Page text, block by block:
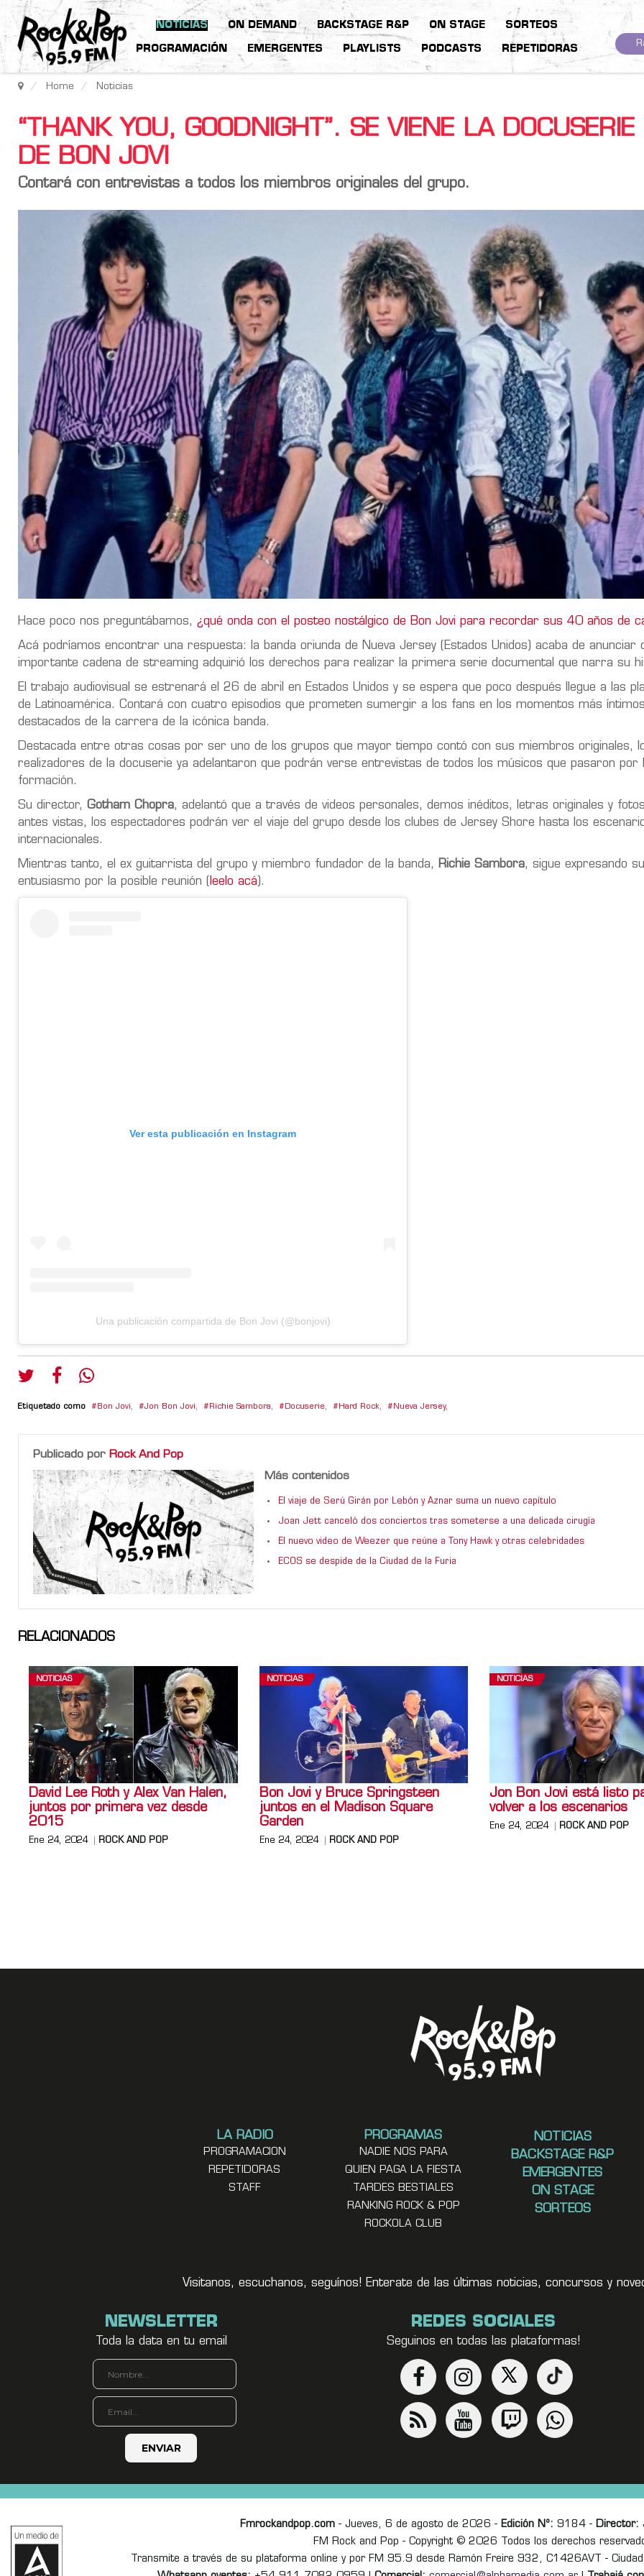
NOTICIAS ON DEMAND BACKSTAGE R&P ON STAGE SORTEOS
PROGRAMACIÓN EMERGENTES PLAYLISTS PODCASTS REPETIDORAS
Home Noticias
“THANK YOU, GOODNIGHT”. SE VIENE LA DOCUSERIE
DE BON JOVI
Contará con entrevistas a todos los miembros originales del grupo.
Hace poco nos preguntábamos, ¿qué onda con el posteo nostálgico de Bon Jovi para recordar sus 40 años de
Acá podríamos encontrar una respuesta: la banda oriunda de Nueva Jersey (Estados Unidos) acaba de anunciar
importante cadena de streaming adquirió los derechos para realizar la primera serie documental que narra su
El trabajo audiovisual se estrenará el 26 de abril en Estados Unidos y se espera que poco después llegue a las
de Latinoamérica. Contará con cuatro episodios que prometen sumergir a los fans en los momentos más
destacados de la carrera de la icónica banda.
Destacada entre otras cosas por ser uno de los grupos que mayor tiempo contó con sus miembros originales,
realizadores de la docuserie ya adelantaron que podrán verse entrevistas de todos los músicos que pasaron por
formación.
Su director, Gotham Chopra, adelantó que a través de videos personales, demos inéditos, letras originales y
antes vistas, los espectadores podrán ver el viaje del grupo desde los clubes de Jersey Shore hasta los
internacionales.
Mientras tanto, el ex guitarrista del grupo y miembro fundador de la banda, Richie Sambora, sigue expresando su
entusiasmo por la posible reunión (
leelo acá ).
Ver esta publicación en Instagram
Una publicación compartida de Bon Jovi (@bonjovi)
Etiquetado como Bon Jovi, Jon Bon Jovi, Richie Sambora, Docuserie, Hard Rock, Nueva Jersey,
Publicado por Rock And Pop
Más contenidos
El viaje de Serú Girán por Lebón y Aznar suma un nuevo capítulo
Joan Jett canceló dos conciertos tras someterse a una delicada cirugía
El nuevo video de Weezer que reúne a Tony Hawk y otras celebridades
ECOS se despide de la Ciudad de la Furia
RELACIONADOS
NOTICIAS
David Lee Roth y Alex Van Halen,
juntos por primera vez desde
2015
Ene 24, 2024 ROCK AND POP
NOTICIAS
Bon Jovi y Bruce Springsteen
juntos en el Madison Square
Garden
Ene 24, 2024 ROCK AND POP
NOTICIAS
Jon Bon Jovi está listo
volver a los escenarios
Ene 24, 2024 ROCK AND POP
LA RADIO
PROGRAMACION
REPETIDORAS
STAFF
PROGRAMAS
NADIE NOS PARA
QUIEN PAGA LA FIESTA
TARDES BESTIALES
RANKING ROCK & POP
ROCKOLA CLUB
NOTICIAS
BACKSTAGE R&P
EMERGENTES
ON STAGE
SORTEOS
Visitanos, escuchanos, seguínos! Enterate de las últimas noticias, concursos y
NEWSLETTER
Toda la data en tu email
REDES SOCIALES
Seguinos en todas las plataformas!
Fmrockandpop.com- Jueves, 6 de agosto de 2026 - Edición Nº: 9184 - Director:
FM Rock and Pop - Copyright © 2026 Todos los derechos
Transmite a través de su plataforma online y por FM 95.9 desde Ramón Freire 932, C1426AVT -